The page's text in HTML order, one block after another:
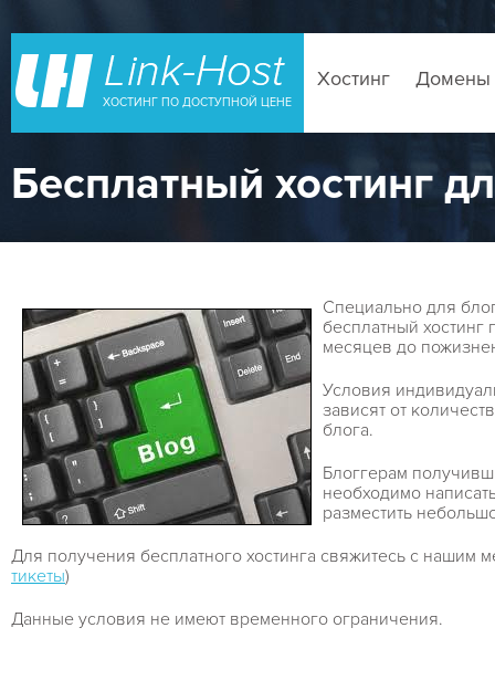
ХОСТИНГ ПО ДОСТУПНОЙ ЦЕНЕ
Хостинг Домены
Бесплатный хостинг
Специально для
бесплатный хостинг
месяцев до
Условия
зависят от
блога.
Блоггерам
необходимо
разместить
Для получения бесплатного хостинга свяжитесь с нашим
тикеты)
Данные условия не имеют временного ограничения.